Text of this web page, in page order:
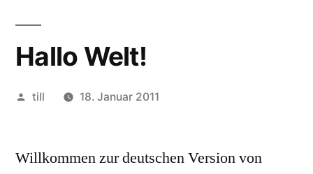
Hallo Welt!
Veröffentlicht
till 18. Januar 2011
Willkommen zur deutschen Version von